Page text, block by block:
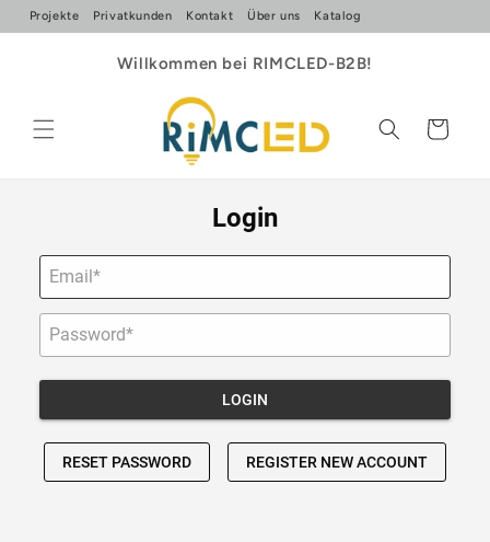
zum
Projekte Privatkunden Kontakt Über uns Katalog
Willkommen bei RIMCLED-B2B!
Warenkorb